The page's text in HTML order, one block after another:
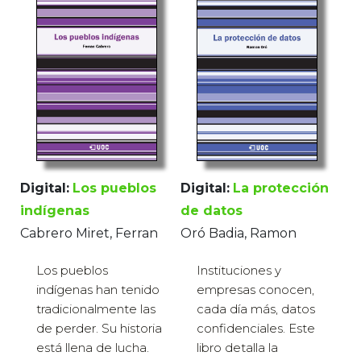
Digital: Los pueblos
indígenas
Cabrero Miret, Ferran
Los pueblos
indígenas han tenido
tradicionalmente las
de perder. Su historia
está llena de lucha.
Digital: La protección
de datos
Oró Badia, Ramon
Instituciones y
empresas conocen,
cada día más, datos
confidenciales. Este
libro detalla la